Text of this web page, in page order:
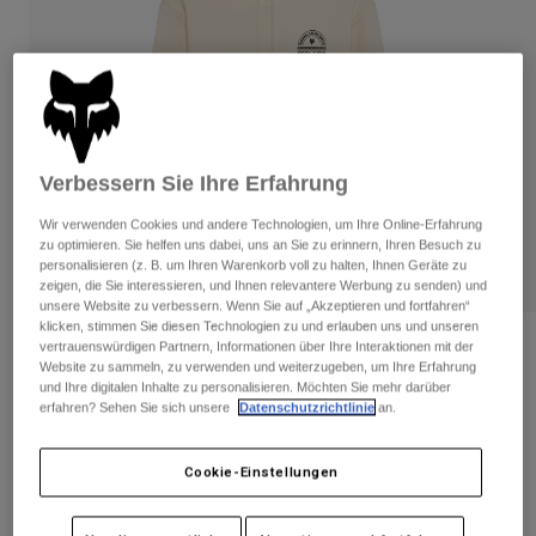
Hosen
Kurze Hosen
Handschuhe
Protektoren
Brillen
Socken
Ersatzteile
Handschuhe
Brillen
Socken
Taschen & Zubehör
Alle anzeigen
Damen
T-Shirts & Tops
Hoodies und Pullover
Jacken
Hosen
Shirts
Alle anzeigen
Socken
Alle anzeigen
Moto
Helme
Jerseys
Hosen
Stiefel
Victory Pullover Hoodie für Frauen
Artikelnr. 36498
Price reduced from
€ 79,99to€ 40,00 50% OFF
Verbessern Sie Ihre Erfahrung
Wir verwenden Cookies und andere Technologien, um Ihre Online-Erfahrung
zu optimieren. Sie helfen uns dabei, uns an Sie zu erinnern, Ihren Besuch zu
personalisieren (z. B. um Ihren Warenkorb voll zu halten, Ihnen Geräte zu
zeigen, die Sie interessieren, und Ihnen relevantere Werbung zu senden) und
unsere Website zu verbessern. Wenn Sie auf „Akzeptieren und fortfahren“
klicken, stimmen Sie diesen Technologien zu und erlauben uns und unseren
vertrauenswürdigen Partnern, Informationen über Ihre Interaktionen mit der
Website zu sammeln, zu verwenden und weiterzugeben, um Ihre Erfahrung
und Ihre digitalen Inhalte zu personalisieren. Möchten Sie mehr darüber
erfahren? Sehen Sie sich unsere
Datenschutzrichtlinie an.
Cookie-Einstellungen